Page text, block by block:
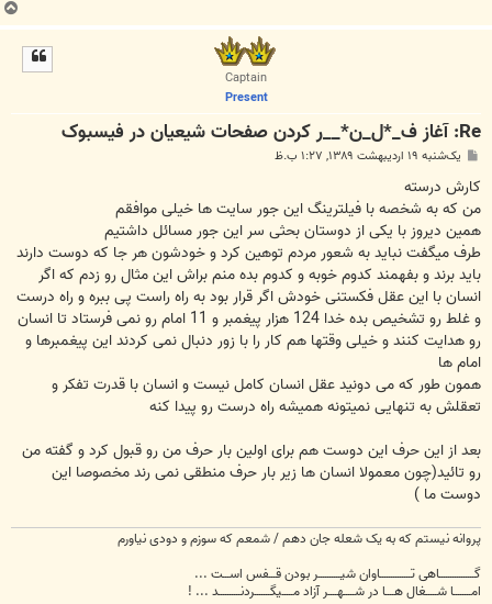
Captain
Present
Re: آغاز ف_*ل_ن*__ر کردن صفحات شیعیان در فیس‏بوک
ت
یک‌شنبه ۱۹ اردیبهشت ۱۳۸۹, ۱:۲۷ ب.ظ
کارش درسته
من که به شخصه با فیلترینگ این جور سایت ها خیلی موافقم
همین دیروز با یکی از دوستان بحثی سر این جور مسائل داشتیم
طرف میگفت نباید به شعور مردم توهین کرد و خودشون هر جا که دوست دارند
باید برند و بفهمند کدوم خوبه و کدوم بده منم براش این مثال رو زدم که اگر
انسان با این عقل فکستنی خودش اگر قرار بود به راه راست پی ببره و راه درست
و غلط رو تشخیص بده خدا 124 هزار پیغمبر و 11 امام رو نمی فرستاد تا انسان
رو هدایت کنند و خیلی وقتها هم کار را با زور دنبال نمی کردند این پیغمبرها و
امام ها
همون طور که می دونید عقل انسان کامل نیست و انسان با قدرت تفکر و
تعقلش به تنهایی نمیتونه همیشه راه درست رو پیدا کنه
بعد از این حرف این دوست هم برای اولین بار حرف من رو قبول کرد و گفته من
رو تائید(چون معمولا انسان ها زیر بار حرف منطقی نمی رند مخصوصا این
دوست ما )
پروانه نیستم که به یک شعله جان دهم / شمعم که سوزم و دودی نیاورم
گــــــــــــــــاهی تــــــــــــــاوان شیــــــــــر بودن قـــفس اســـت ...
امــــــــا شـــــغال هــــا در شـــــهــــر آزاد مـــــیگـــــــردنــــــــــد ... !